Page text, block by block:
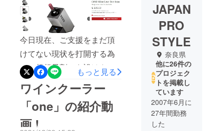
今日現在、ご支援をまだ頂
けてない現状を打開する為
に、超超早割 を設けさせ
て頂く事にしました。 欧
州では、110ユーロ、約
14000円で販売されている
今回のワインクーラー、
もっと見る
ワインクーラー
「one」の紹介動
画 !
JAPAN
PRO
STYLE
奈良県
他に26件の
プロジェク
トを掲載し
ています
2007年6月に
27年間勤務
した